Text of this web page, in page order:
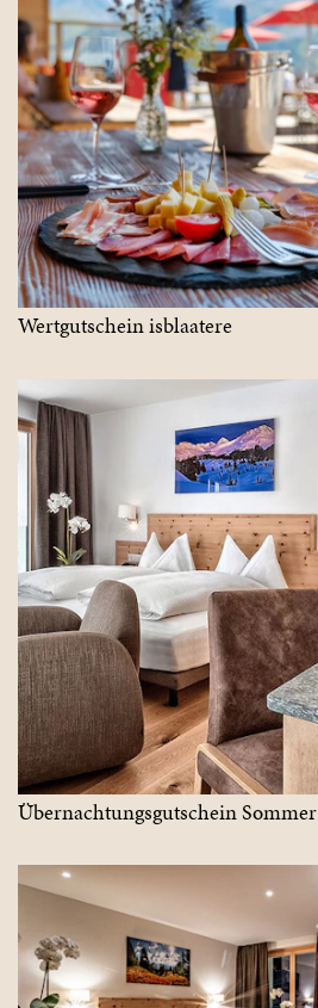
Wertgutschein isblaatere
Übernachtungsgutschein Sommer